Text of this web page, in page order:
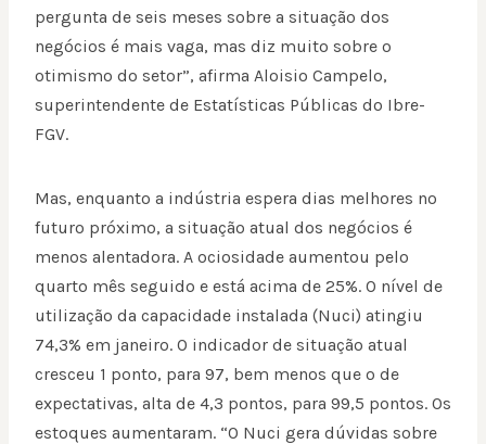
pergunta de seis meses sobre a situação dos
negócios é mais vaga, mas diz muito sobre o
otimismo do setor”, afirma Aloisio Campelo,
superintendente de Estatísticas Públicas do Ibre-
FGV.
Mas, enquanto a indústria espera dias melhores no
futuro próximo, a situação atual dos negócios é
menos alentadora. A ociosidade aumentou pelo
quarto mês seguido e está acima de 25%. O nível de
utilização da capacidade instalada (Nuci) atingiu
74,3% em janeiro. O indicador de situação atual
cresceu 1 ponto, para 97, bem menos que o de
expectativas, alta de 4,3 pontos, para 99,5 pontos. Os
estoques aumentaram. “O Nuci gera dúvidas sobre